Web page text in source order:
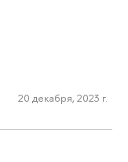
20 декабря, 2023 г.